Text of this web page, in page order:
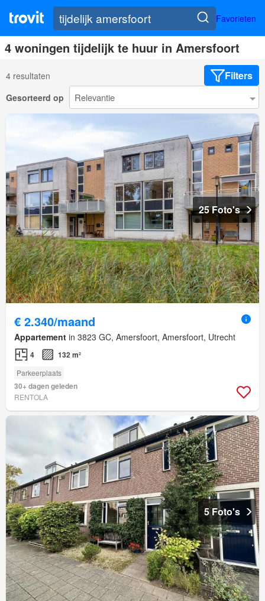
Favorieten
4 woningen tijdelijk te huur in Amersfoort
4 resultaten Filters
Gesorteerd op
25 Foto's
€ 2.340/maand
Appartement in 3823 GC, Amersfoort, Amersfoort, Utrecht
4 132 m²
Parkeerplaats
30+ dagen geleden
RENTOLA
5 Foto's